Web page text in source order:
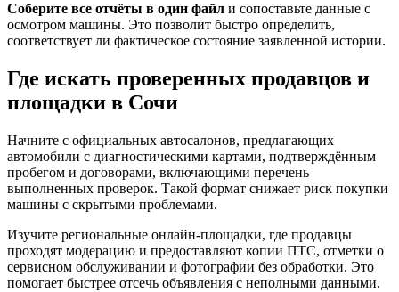
Соберите все отчёты в один файл и сопоставьте данные с
осмотром машины. Это позволит быстро определить,
соответствует ли фактическое состояние заявленной истории.
Где искать проверенных продавцов и
площадки в Сочи
Начните с официальных автосалонов, предлагающих
автомобили с диагностическими картами, подтверждённым
пробегом и договорами, включающими перечень
выполненных проверок. Такой формат снижает риск покупки
машины с скрытыми проблемами.
Изучите региональные онлайн-площадки, где продавцы
проходят модерацию и предоставляют копии ПТС, отметки о
сервисном обслуживании и фотографии без обработки. Это
помогает быстрее отсечь объявления с неполными данными.